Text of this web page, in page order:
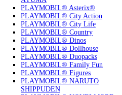
PLAYMOBIL® Asterix®
PLAYMOBIL® City Action
PLAYMOBIL® City Life
PLAYMOBIL® Country
PLAYMOBIL® Dinos
PLAYMOBIL® Dollhouse
PLAYMOBIL® Duopacks
PLAYMOBIL® Family Fun
PLAYMOBIL® Figures
PLAYMOBIL® NARUTO
SHIPPUDEN